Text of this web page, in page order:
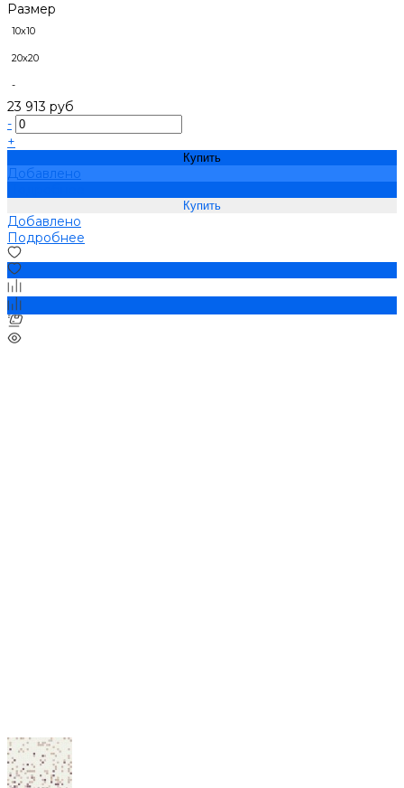
Размер
10х10
20х20
-
23 913 руб
-
+
Купить
Добавлено
Добавлено
Подробнее